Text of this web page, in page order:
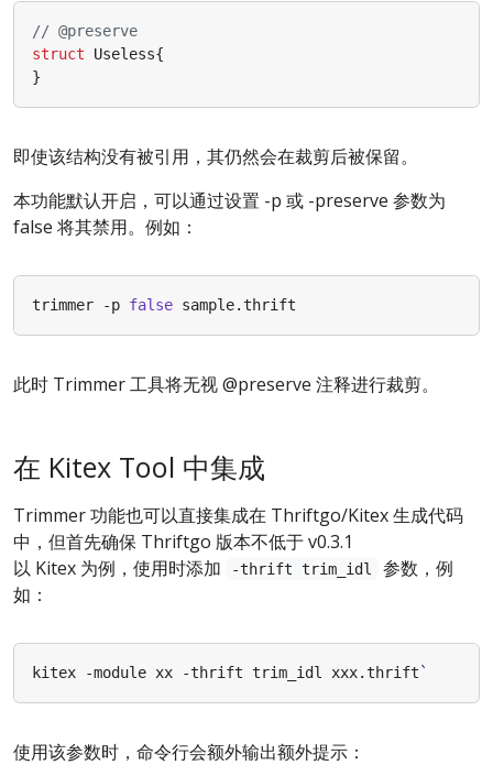
struct
Useless{
}
即使该结构没有被引用，其仍然会在裁剪后被保留。
本功能默认开启，可以通过设置 -p 或 -preserve 参数为
false 将其禁用。例如：
trimmer -p false
此时 Trimmer 工具将无视 @preserve 注释进行裁剪。
在 Kitex Tool 中集成
Trimmer 功能也可以直接集成在 Thriftgo/Kitex 生成代码
中，但首先确保 Thriftgo 版本不低于 v0.3.1
以 Kitex 为例，使用时添加
-thrift trim_idl
参数，例
如：
kitex -module xx -thrift trim_idl xxx.thrift `
使用该参数时，命令行会额外输出额外提示：